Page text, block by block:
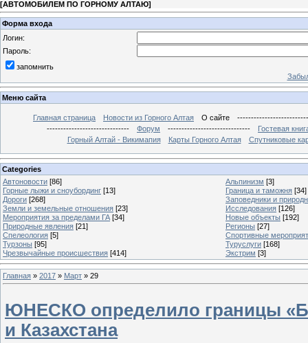
[АВТОМОБИЛЕМ ПО ГОРНОМУ АЛТАЮ]
Форма входа
Логин:
Пароль:
запомнить
Меню сайта
Главная страница Новости из Горного Алтая О сайте
------------------------------
Форум ------------------------------
Гостевая
Горный Алтай - Викимапия
Карты Горного Алтая Спутниковые
Categories
Автоновости [86] Альпинизм [3]
Горные лыжи и сноубординг [13] Граница и таможня [34]
Дороги [268]
Заповедники и
Земли и земельные отношения [23] Исследования [126]
Мероприятия за пределами ГА [34] Новые объекты [192]
Природные явления [21] Регионы [27]
Спелеология [5]
Спортивные
Турзоны [95] Туруслуги [168]
Чрезвычайные происшествия [414] Экстрим [3]
Главная » 2017 » Март » 29
ЮНЕСКО определило границы
и Казахстана